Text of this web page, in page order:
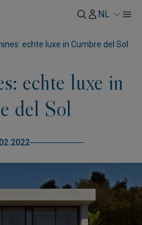
NL
echte luxe in Cumbre del Sol
echte luxe in
del Sol